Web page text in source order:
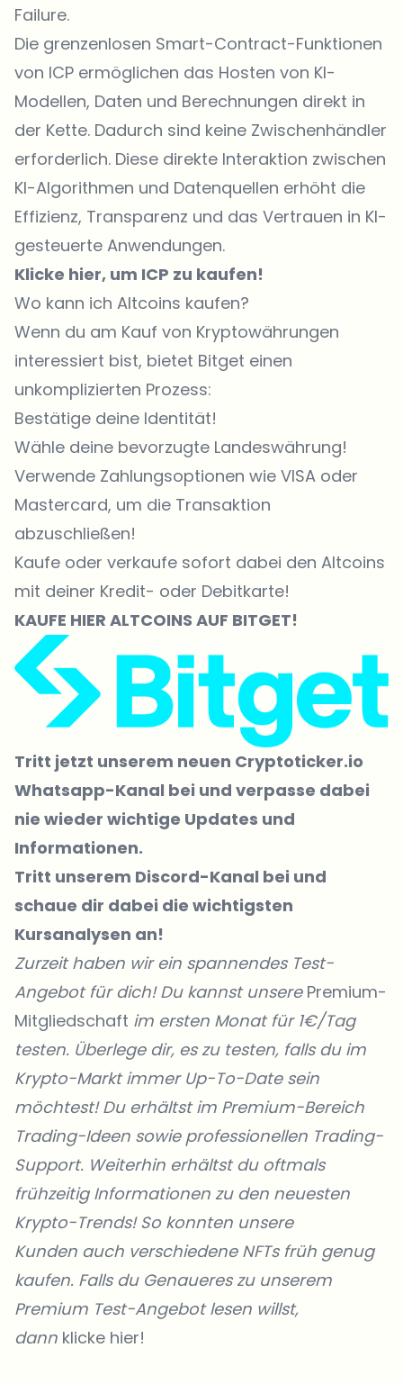
Failure.
Die grenzenlosen Smart-Contract-Funktionen
von ICP ermöglichen das Hosten von KI-
Modellen, Daten und Berechnungen direkt in
der Kette. Dadurch sind keine Zwischenhändler
erforderlich. Diese direkte Interaktion zwischen
KI-Algorithmen und Datenquellen erhöht die
Effizienz, Transparenz und das Vertrauen in KI-
gesteuerte Anwendungen.
Klicke hier, um ICP zu kaufen!
Wo kann ich Altcoins kaufen?
Wenn du am Kauf von Kryptowährungen
interessiert bist, bietet Bitget einen
unkomplizierten Prozess:
Bestätige deine Identität!
Wähle deine bevorzugte Landeswährung!
Verwende Zahlungsoptionen wie VISA oder
Mastercard, um die Transaktion
abzuschließen!
Kaufe oder verkaufe sofort dabei den Altcoins
mit deiner Kredit- oder Debitkarte!
KAUFE HIER ALTCOINS AUF BITGET!
Tritt jetzt unserem neuen Cryptoticker.io
Whatsapp-Kanal bei und verpasse dabei
nie wieder wichtige Updates und
Informationen.
Tritt unserem Discord-Kanal bei und
schaue dir dabei die wichtigsten
Kursanalysen an!
Zurzeit haben wir ein spannendes Test-
Angebot für dich! Du kannst unsere Premium-
Mitgliedschaft im ersten Monat für 1€/Tag
testen. Überlege dir, es zu testen, falls du im
Krypto-Markt immer Up-To-Date sein
möchtest! Du erhältst im Premium-Bereich
Trading-Ideen sowie professionellen Trading-
Support. Weiterhin erhältst du oftmals
frühzeitig Informationen zu den neuesten
Krypto-Trends! So konnten unsere
Kunden auch verschiedene NFTs früh genug
kaufen. Falls du Genaueres zu unserem
Premium Test-Angebot lesen willst,
dann klicke hier!